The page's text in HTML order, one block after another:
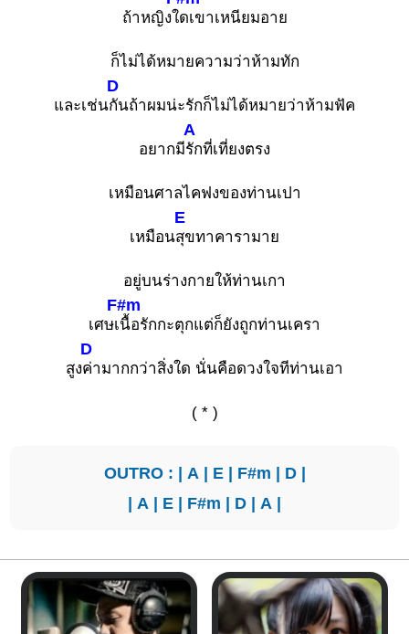
ถ้าหญิงใดเขาเหนียมอาย
ก็ไม่ได้หมายความว่าห้ามทัก
และเช่น
D
กันถ้าผมน่ะรักก็ไม่ได้หมายว่าห้ามฟัค
อยากมี
A
รักที่เที่ยงตรง
เหมือนศาลไคฟงของท่านเปา
เหมือน
E
สุขทาคารามาย
อยู่บนร่างกายให้ท่านเกา
เศษเ
F#m
นื้อรักกะตุกแต่ก็ยังถูกท่านเครา
สูง
D
ค่ามากกว่าสิ่งใด นั่นคือดวงใจทีท่านเอา
( * )
OUTRO : | A | E| F#m | D|
| A | E | F#m | D | A |